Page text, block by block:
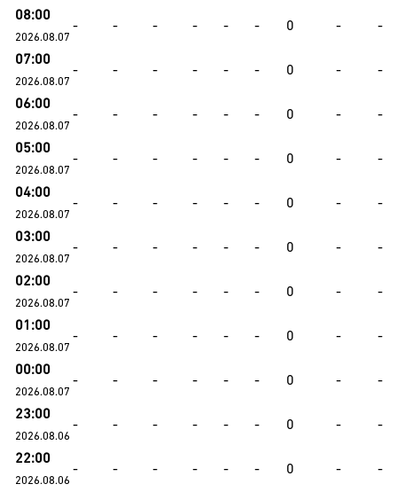
08:00
2026.08.07
- - - - - - 0 - -
07:00
2026.08.07
- - - - - - 0 - -
06:00
2026.08.07
- - - - - - 0 - -
05:00
2026.08.07
- - - - - - 0 - -
04:00
2026.08.07
- - - - - - 0 - -
03:00
2026.08.07
- - - - - - 0 - -
02:00
2026.08.07
- - - - - - 0 - -
01:00
2026.08.07
- - - - - - 0 - -
00:00
2026.08.07
- - - - - - 0 - -
23:00
2026.08.06
- - - - - - 0 - -
22:00
2026.08.06
- - - - - - 0 - -